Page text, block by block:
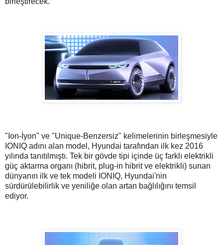
"Ion-İyon" ve "Unique-Benzersiz" kelimelerinin birleşmesiyle
IONIQ adını alan model, Hyundai tarafından ilk kez 2016
yılında tanıtılmıştı. Tek bir gövde tipi içinde üç farklı elektrikli
güç aktarma organı (hibrit, plug-in hibrit ve elektrikli) sunan
dünyanın ilk ve tek modeli IONIQ, Hyundai'nin
sürdürülebilirlik ve yeniliğe olan artan bağlılığını temsil
ediyor.